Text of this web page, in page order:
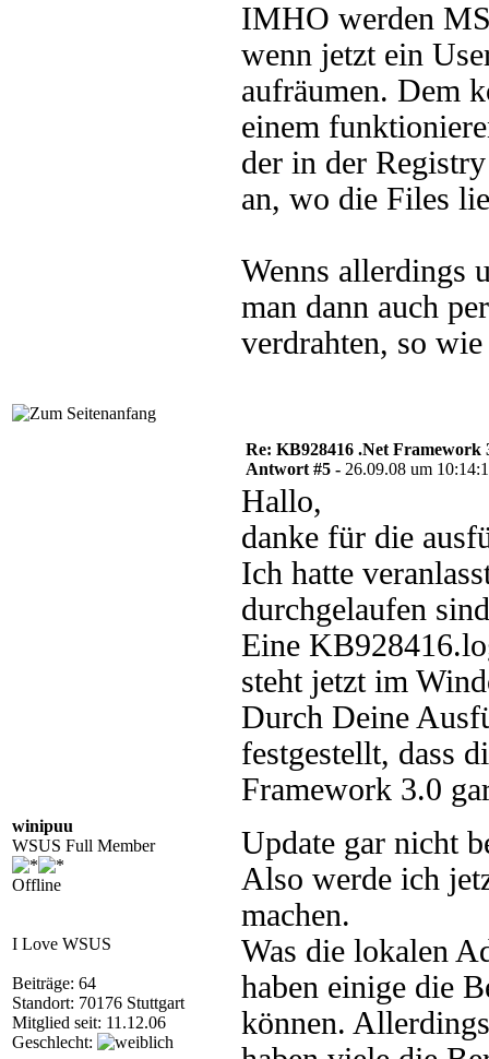
IMHO werden
wenn jetzt ein
aufräumen. Dem
einem
der in der
an, wo die Files
Wenns allerdings
man dann auch
verdrahten, so
winipuu
WSUS Full Member
Offline
I Love WSUS
Beiträge: 64
Standort: 70176 Stuttgart
Mitglied seit: 11.12.06
Geschlecht:
Re: KB928416 .Net Framework
Antwort #5 - 26.09.08 um
Hallo,
danke für die
Ich hatte
durchgelaufen
Eine
steht jetzt im
Durch Deine
festgestellt, dass
Framework 3.0
Update gar nicht
Also werde ich
machen.
Was die lokalen
haben einige die
können.